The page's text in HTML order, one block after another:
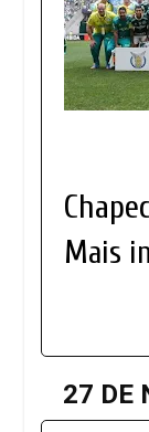
Mais
27 DE